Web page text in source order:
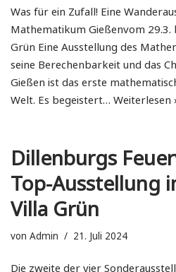
Was für ein Zufall! Eine
Mathematikum Gießenvom 29.3.
Grün Eine Ausstellung des
seine Berechenbarkeit und das
Gießen ist das erste
Welt. Es begeistert…Weiterlesen
Dillenburgs
Top-Ausstellung
Villa Grün
von Admin 21. Juli 2024
Die zweite der vier